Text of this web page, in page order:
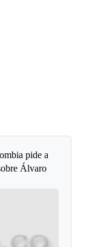
pide a
Álvaro